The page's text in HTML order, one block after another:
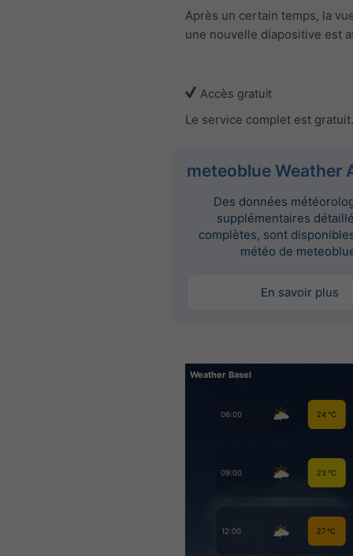
Après un certain temps, la
une nouvelle diapositive est
Accès gratuit
Le service complet est gratuit.
meteoblue Weather
Des données
supplémentaires
complètes, sont
météo de
En savoir plus